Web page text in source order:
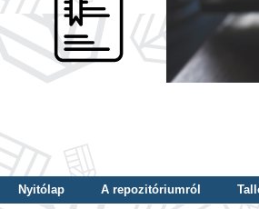
Nyitólap A repozitóriumról